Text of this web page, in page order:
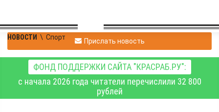
НОВОСТИ \ Спорт Прислать новость
ФОНД ПОДДЕРЖКИ САЙТА "КРАСРАБ.РУ":
с начала 2026 года читатели перечислили 32 800
рублей